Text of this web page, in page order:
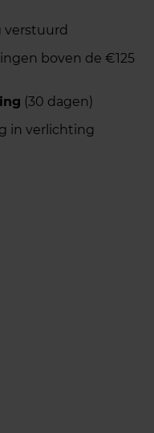
verstuurd
boven de €125
(30 dagen)
in verlichting